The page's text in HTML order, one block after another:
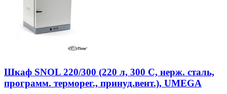
Шкаф SNOL 220/300 (220 л, 300 С, нерж. сталь,
программ. терморег., принуд.вент.), UMEGA